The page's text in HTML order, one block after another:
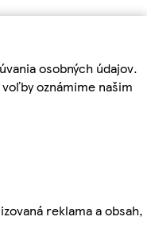
osobných údajov.
oznámime našim
reklama a obsah,